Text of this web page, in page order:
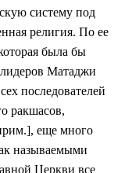
систему под
религия. По ее
была бы
Матаджи
последователей
ракшасов,
еще много
называемыми
Церкви все